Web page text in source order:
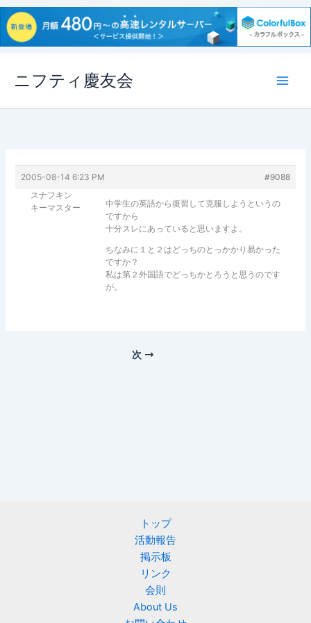
ス
ニフティ慶友会
2005-08-14 6:23 PM
#9088
スナフキン
キーマスター
中学生の英語から復習して克服しようというの
ですから
十分スレにあっていると思いますよ。
ちなみに１と２はどっちのとっかかり易かった
ですか？
私は第２外国語でどっちかとろうと思うのです
が。
次
トップ
活動報告
掲示板
リンク
会則
About Us